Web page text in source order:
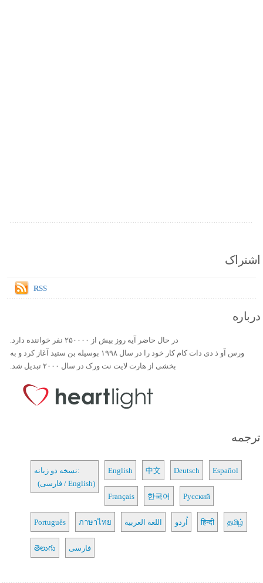
اشتراک
RSS
درباره
در حال حاضر آیه روز بیش از ۲۵۰۰۰۰ نفر خواننده دارد.
ورس آو ذ دی دات کام کار خود را در سال ۱۹۹۸ بوسیله بن ستید آغاز کرد و به
بخشی از هارت لایت نت ورک در سال ۲۰۰۰ تبدیل شد.
ترجمه
نسخه دو زبانه:
(فارسی / English)
English 中文 Deutsch Español
Français 한국어 Русский
Português ภาษาไทย اللغة العربية اُردو हिन्दी தமிழ்
తెలుగు فارسی